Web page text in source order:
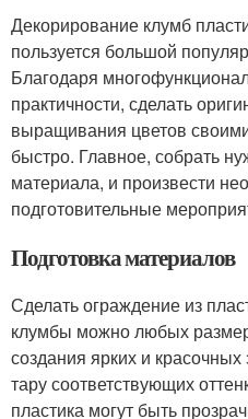
Декорирование клумб
пользуется большой
Благодаря
практичности, сделать
выращивания цветов
быстро. Главное, собрать
материала, и произвести
подготовительные
Подготовка материалов
Сделать ограждение из
клумбы можно любых
создания ярких и
тару соответствующих
пластика могут быть